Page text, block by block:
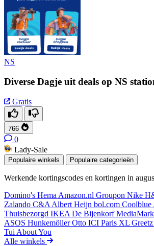
NS
Diverse Dagje uit deals op NS
Gratis
766
0
Lady-Sale
Populaire winkels Populaire categorieën
Werkende kortingscodes en kortingen in
Domino's Hema Amazon.nl Groupon Nike
Zalando C&A Albert Heijn bol.com Coolblue
Thuisbezorgd IKEA De Bijenkorf
ASOS HunkemöllerOtto ICI Paris XL Greetz
Tui About You
Alle winkels